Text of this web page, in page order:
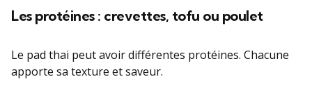
Les protéines : crevettes, tofu ou poulet
Le pad thai peut avoir différentes protéines. Chacune
apporte sa texture et saveur.